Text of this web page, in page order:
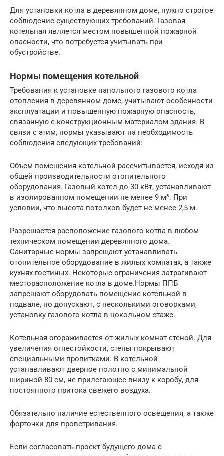
Для установки котла в деревянном доме, нужно строгое
соблюдение существующих требований. Газовая
котельная является местом повышенной пожарной
опасности, что потребуется учитывать при
обустройстве.
Нормы помещения котельной
Требования к установке напольного газового котла
отопления в деревянном доме, учитывают особенности
эксплуатации и повышенную пожарную опасность,
связанную с конструкционным материалом здания. В
связи с этим, нормы указывают на необходимость
соблюдения следующих требований:
Объем помещения котельной рассчитывается, исходя из
общей производительности отопительного
оборудования. Газовый котел до 30 кВт, устанавливают
в изолированном помещении не менее 9 м³. При
условии, что высота потолков будет не менее 2,5 м.
Разрешается расположение газового котла в любом
техническом помещении деревянного дома.
Санитарные нормы запрещают устанавливать
отопительное оборудование в жилых комнатах, а также
кухнях-гостиных. Некоторые ограничения затрагивают
месторасположение котла в доме.Нормы ППБ
запрещают оборудовать помещение котельной в
подвале, но допускают, с несколькими оговорками,
установку газового котла в цокольном этаже.
Котельная огораживается от жилых комнат стеной. Для
увеличения огнестойкости, стены покрывают
специальными пропитками. В котельной
устанавливают дверное полотно с минимальной
шириной 80 см, не прилегающее внизу к коробу, для
постоянного притока свежего воздуха.
Обязательно наличие естественного освещения, а также
форточки для проветривания.
Если согласовать проект будущего дома с